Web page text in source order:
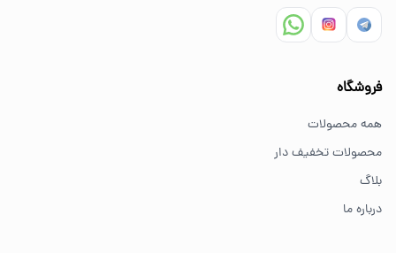
مشاوره تخصصی خرید ابزار
برای کارهای خانگی معمولاً ابزارهای سبک مانند دریل شارژی،
از کجا ابزار اصل بخریم؟
فروشگاه
همه محصولات
محصولات تخفیف دار
بلاگ
درباره ما